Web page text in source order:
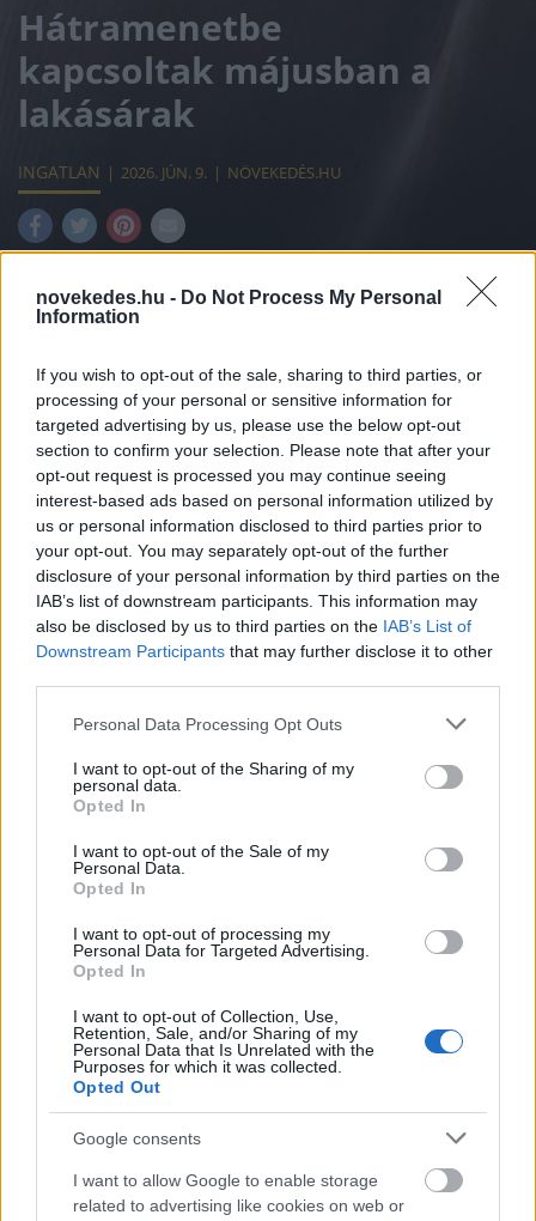
novekedes.hu - Do Not Process My Personal
Information
If you wish to opt-out of the sale, sharing to third parties, or
processing of your personal or sensitive information for
targeted advertising by us, please use the below opt-out
section to confirm your selection. Please note that after your
opt-out request is processed you may continue seeing
interest-based ads based on personal information utilized by
us or personal information disclosed to third parties prior to
your opt-out. You may separately opt-out of the further
disclosure of your personal information by third parties on the
IAB’s list of downstream participants. This information may
also be disclosed by us to third parties on the IAB’s List of
Downstream Participants that may further disclose it to other
Please note that this website/app uses one or more Google
not limited to your visit or usage behaviour. You may click to
grant or deny consent to Google and its third-party tags to
use your data for below specified purposes in below Google
consent section.
Personal Data Processing Opt Outs
I want to opt-out of the Sharing of my
personal data.
Opted In
I want to opt-out of the Sale of my
Personal Data.
Opted In
I want to opt-out of processing my
Personal Data for Targeted Advertising.
Opted In
I want to opt-out of Collection, Use,
Retention, Sale, and/or Sharing of my
Personal Data that Is Unrelated with the
Purposes for which it was collected.
Opted Out
Google consents
I want to allow Google to enable storage
related to advertising like cookies on web or
Hátramenetbe
kapcsoltak májusban a
lakásárak
INGATLAN 2026. JÚN. 9. NÖVEKEDÉS.HU
A rovat támogatója:
Májusban országosan 13 százalék alá,
Budapesten pedig 9 százalék alá lassult az
éves áremelkedés üteme az ingatlan.com
lakásárindexe szerint. Budapesten egymás
után két hónapja csökkennek az árak havi
összevetésben, ráadásul az elmúlt hat
hónapból négyben csökkentek a fővárosi
lakóingatlan-árak. Vidéken még mindig
erősebb a drágulás. Pest vármegyében 15,3
százalékos, Észak-Magyarországon 15,9
százalékos, Észak-Alföldön 14,5 százalékos
volt az éves áremelkedés, vagyis több
térségben legalább másfélszerese a
budapesti ütemnek. Igaz, havi szinten volt
példa csökkenésre - derül ki az ingatlan.com
elemzéséből.
A vevők szempontjából igen kedvezően alakult